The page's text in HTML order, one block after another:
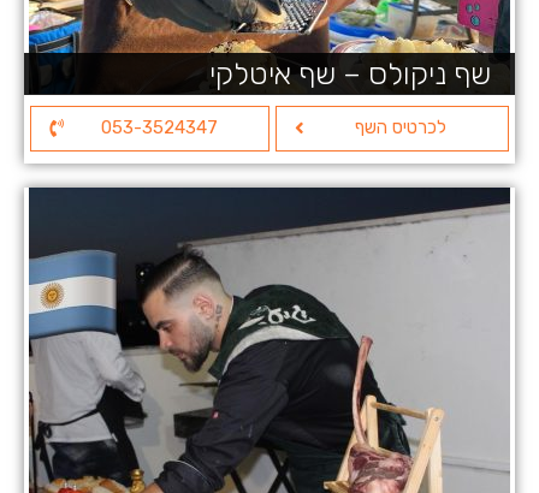
שף ניקולס – שף איטלקי
לכרטיס השף 053-3524347